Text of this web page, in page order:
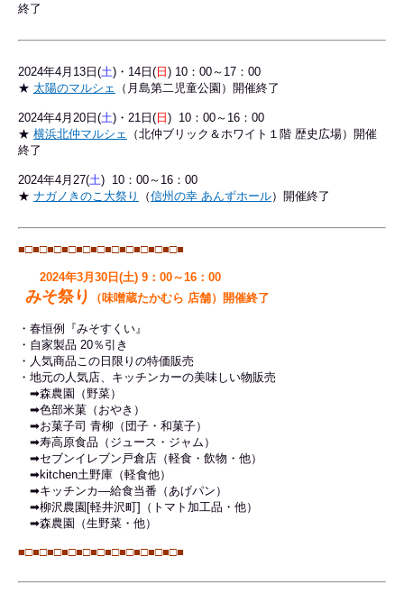
終了
2024年4 月13日(土)・14日( 日 ) 10：00～17：00
★ 太陽のマルシェ （月島第二児童公園）開催終了
2024年4月20日(土)・21日( 日 ) 10：00～16：00
★ 横浜北仲マルシェ
（北仲ブリック＆ホワイト１階 歴史広場）開催
終了
2024年4月27(土) 10：00～16：00
★ ナガノきのこ大祭り （信州の幸 あんずホール）開催終了
■□■□■□■□■□■□■□■□■□■□■□■
2024年3月30日(土) 9：00～16：00
みそ祭り （味噌蔵たかむら 店舗）開催終了
・春恒例『みそすくい』
・自家製品 20％引き
・人気商品この日限りの特価販売
・地元の人気店、キッチンカーの美味しい物販売
➡森農園（野菜）
➡色部米菓（おやき）
➡お菓子司 青柳（団子・和菓子）
➡寿高原食品（ジュース・ジャム）
➡セブンイレブン戸倉店（軽食・飲物・他）
➡kitchen土野庫（軽食他）
➡キッチンカ―給食当番（あげパン）
➡柳沢農園[軽井沢町]（トマト加工品・他）
➡森農園（生野菜・他）
■□■□■□■□■□■□■□■□■□■□■□■